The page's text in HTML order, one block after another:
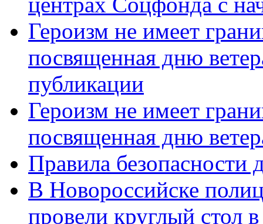
Героизм не имеет
посвященная дню
публикации
Героизм не имеет
посвященная дню
Правила безопасности
В Новороссийске
провели круглый стол